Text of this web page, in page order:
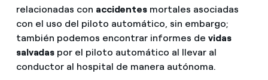
relacionadas con accidentes mortales asociadas
con el uso del piloto automático, sin embargo;
también podemos encontrar informes de vidas
salvadas por el piloto automático al llevar al
conductor al hospital de manera autónoma.